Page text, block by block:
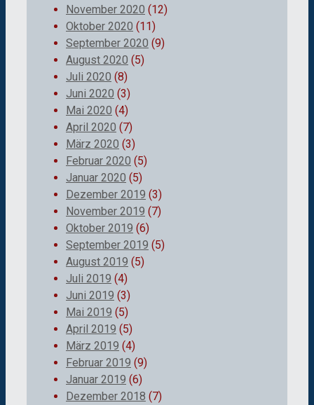
November 2020 (12)
Oktober 2020 (11)
September 2020 (9)
August 2020 (5)
Juli 2020 (8)
Juni 2020 (3)
Mai 2020 (4)
April 2020 (7)
März 2020 (3)
Februar 2020 (5)
Januar 2020 (5)
Dezember 2019 (3)
November 2019 (7)
Oktober 2019 (6)
September 2019 (5)
August 2019 (5)
Juli 2019 (4)
Juni 2019 (3)
Mai 2019 (5)
April 2019 (5)
März 2019 (4)
Februar 2019 (9)
Januar 2019 (6)
Dezember 2018 (7)